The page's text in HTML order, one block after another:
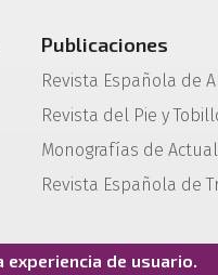
Publicaciones
Revista Española de
Revista del Pie y
Monografías de
Revista Española de
de usuario.